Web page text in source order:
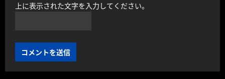
上に表示された文字を入力してください。